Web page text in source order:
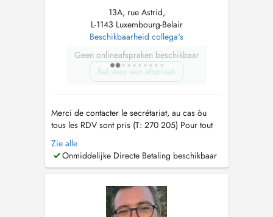
13A, rue Astrid,
L-1143 Luxembourg-Belair
Beschikbaarheid collega's
Geen onlineafspraken beschikbaar
Bel voor een afspraak
Merci de contacter le secrétariat, au cas òu
tous les RDV sont pris (T: 270 205) Pour tout
RDV un supplément d'honoraire pour
convenance personnelle sera demandé. Tout
RDV non décommandé 24 hrs en avance sera
comptables, le paiement de la consultation doit
Zie alle
Onmiddelijke Directe Betaling beschikbaar